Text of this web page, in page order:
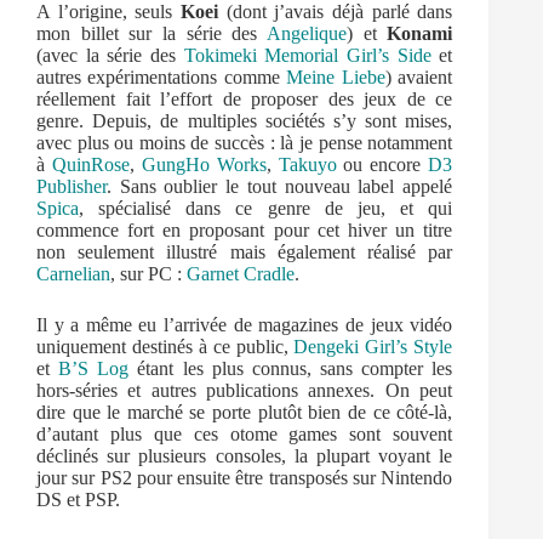
A l’origine, seuls Koei(dont j’avais déjà parlé dans
mon billet sur la série des Angelique) etKonami
(avec la série des Tokimeki Memorial Girl’s Sideet
autres expérimentations commeMeine Liebe) avaient
réellement fait l’effort de proposer des jeux de ce
genre. Depuis, de multiples sociétés s’y sont mises,
avec plus ou moins de succès : là je pense notamment
à QuinRose, GungHo Works, Takuyoou encoreD3
Publisher. Sans oublier le tout nouveau label appelé
Spica, spécialisé dans ce genre de jeu, et qui
commence fort en proposant pour cet hiver un titre
non seulement illustré mais également réalisé par
Carnelian, sur PC : Garnet Cradle.
Il y a même eu l’arrivée de magazines de jeux vidéo
uniquement destinés à ce public,Dengeki Girl’s Style
etB’S Log étant les plus connus, sans compter les
hors-séries et autres publications annexes. On peut
dire que le marché se porte plutôt bien de ce côté-là,
d’autant plus que ces otome games sont souvent
déclinés sur plusieurs consoles, la plupart voyant le
jour sur PS2 pour ensuite être transposés sur Nintendo
DS et PSP.